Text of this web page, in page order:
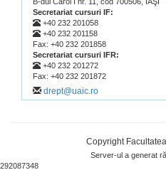
Secretariat cursuri IF:
+40 232 201058
+40 232 201158
Fax: +40 232 201858
Secretariat cursuri IFR:
+40 232 201272
Fax: +40 232 201872
drept@uaic.ro
Copyright
Server-ul a generat
292087348